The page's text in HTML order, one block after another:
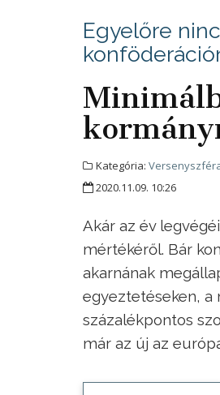
Egyelőre
Kategória:
2020.11.09. 10:26
Akár az év
mértékéről. Bár
akarnának
egyeztetéseken, a
százalékpontos
már az új az